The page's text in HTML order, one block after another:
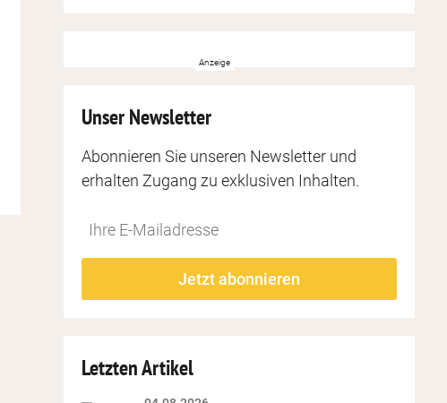
Zeit gegen Geld
Nebenjobs, Mikroarbeit, Freelancing
In dich investieren
Weiterbildung, Coaching, Gesundheit
Unser Newsletter
Abonnieren Sie unseren Newsletter und
erhalten Zugang zu exklusiven Inhalten.
Do
this
*Ihre
Jetzt abonnieren
Letzten Artikel